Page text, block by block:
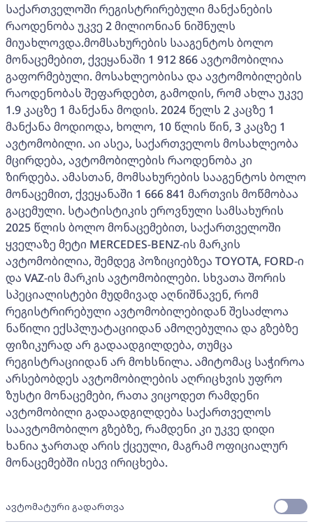
საქართველოში რეგისტრირებული მანქანების
რაოდენობა უკვე 2 მილიონიან ნიშნულს
მიუახლოვდა.მომსახურების სააგენტოს ბოლო
მონაცემებით, ქვეყანაში 1 912 866 ავტომობილია
გაფორმებული. მოსახლეობისა და ავტომობილების
რაოდენობას შეფარდებთ, გამოდის, რომ ახლა უკვე
1.9 კაცზე 1 მანქანა მოდის. 2024 წელს 2 კაცზე 1
მანქანა მოდიოდა, ხოლო, 10 წლის წინ, 3 კაცზე 1
ავტომობილი. აი ასეა, საქართველოს მოსახლეობა
მცირდება, ავტომობილების რაოდენობა კი
ზირდება. ამასთან, მომსახურების სააგენტოს ბოლო
მონაცემით, ქვეყანაში 1 666 841 მართვის მოწმობაა
გაცემული. სტატისტიკის ეროვნული სამსახურის
2025 წლის ბოლო მონაცემებით, საქართველოში
ყველაზე მეტი MERCEDES-BENZ-ის მარკის
ავტომობილია, შემდეგ პოზიციებზეა TOYOTA, FORD-ი
და VAZ-ის მარკის ავტომობილები. სხვათა შორის
სპეციალისტები მუდმივად აღნიშნავენ, რომ
რეგისტრირებული ავტომობილებიდან შესაძლოა
ნაწილი ექსპლუატაციიდან ამოღებულია და გზებზე
ფიზიკურად არ გადაადგილდება, თუმცა
რეგისტრაციიდან არ მოხსნილა. ამიტომაც საჭიროა
არსებობდეს ავტომობილების აღრიცხვის უფრო
ზუსტი მონაცემები, რათა ვიცოდეთ რამდენი
ავტომობილი გადაადგილდება საქართველოს
საავტომობილო გზებზე, რამდენი კი უკვე დიდი
ხანია ჯართად არის ქცეული, მაგრამ ოფიციალურ
მონაცემებში ისევ ირიცხება.
ავტომატური გადართვა